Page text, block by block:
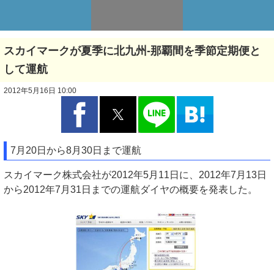
スカイマークが夏季に北九州-那覇間を季節定期便と
して運航
2012年5月16日 10:00
7月20日から8月30日まで運航
スカイマーク株式会社が2012年5月11日に、2012年7月13日
から2012年7月31日までの運航ダイヤの概要を発表した。